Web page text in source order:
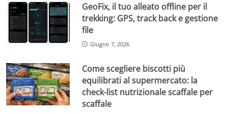
GeoFix, il tuo alleato offline per il
trekking: GPS, track back e gestione
file
Giugno 7, 2026
Come scegliere biscotti più
equilibrati al supermercato: la
check-list nutrizionale scaffale per
scaffale